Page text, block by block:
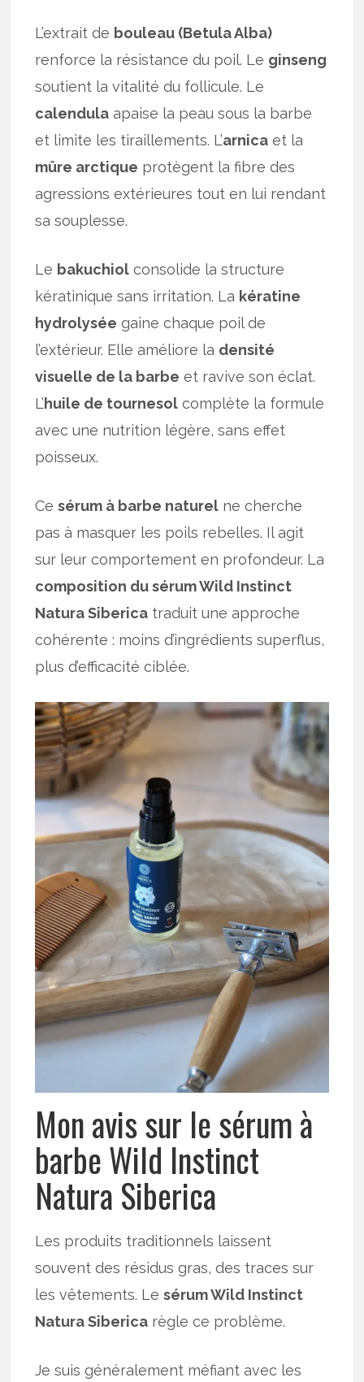
L’extrait de bouleau (Betula Alba)
renforce la résistance du poil. Le ginseng
soutient la vitalité du follicule. Le
calendula apaise la peau sous la barbe
et limite les tiraillements. L’arnica et la
mûre arctique protègent la fibre des
agressions extérieures tout en lui rendant
sa souplesse.
Le bakuchiol consolide la structure
kératinique sans irritation. La kératine
hydrolysée gaine chaque poil de
l’extérieur. Elle améliore la densité
visuelle de la barbe et ravive son éclat.
L’huile de tournesol complète la formule
avec une nutrition légère, sans effet
poisseux.
Cesérum à barbe naturel ne cherche
pas à masquer les poils rebelles. Il agit
sur leur comportement en profondeur. La
composition du sérum Wild Instinct
Natura Siberica traduit une approche
cohérente : moins d’ingrédients superflus,
plus d’efficacité ciblée.
Mon avis sur le sérum à
barbe Wild Instinct
Natura Siberica
Les produits traditionnels laissent
souvent des résidus gras, des traces sur
les vêtements. Lesérum Wild Instinct
Natura Siberica règle ce problème.
Je suis généralement méfiant avec les